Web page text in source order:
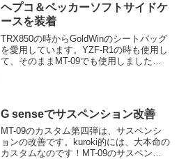
ヘプコ＆ベッカーソフトサイドケ
ースを装着
TRX850の時からGoldWinのシートバッグ
を愛用しています。YZF-R1の時も使用し
て、そのままMT-09でも使用しましたが...
G senseでサスペンション改善
MT-09のカスタム第四弾は、サスペンシ
ョンの改善です。kuroki的には、大本命の
カスタムなのです！MT-09のサスペンシ